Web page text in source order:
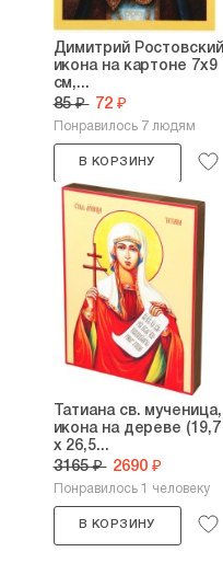
Димитрий
икона на картоне 7х9
см,...
85 ₽ 72 ₽
Понравилось 7 людям
В КОРЗИНУ
Татиана св. мученица,
икона на дереве (19,7
х 26,5...
3165 ₽ 2690 ₽
Понравилось 1 человеку
В КОРЗИНУ